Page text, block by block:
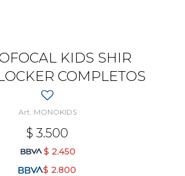
KIDS SHIR
COMPLETOS
MONOKIDS
$ 3.500
$ 2.450
$ 2.800